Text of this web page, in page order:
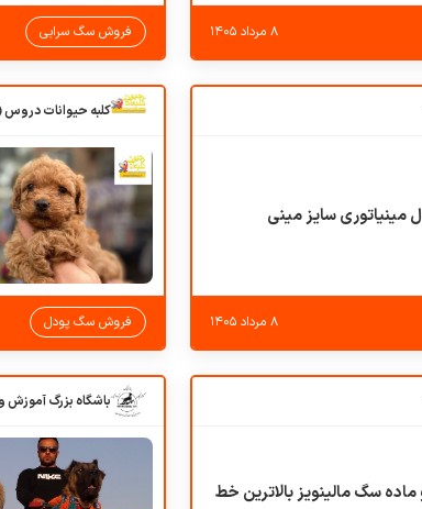
۸ مرداد ۱۴۰۵ فروش سگ سرابی
مینیاتوری سایز مینی
۸ مرداد ۱۴۰۵ فروش سگ پودل
ماده سگ مالینویز بالاترین خط